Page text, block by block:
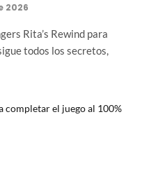
2026
Rita’s Rewind para
todos los secretos,